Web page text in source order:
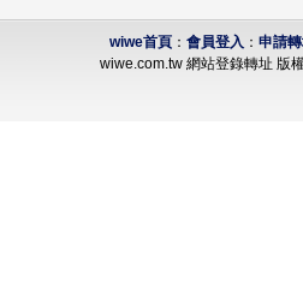
wiwe首頁： 會員登入 ： 申請
wiwe.com.tw 網站登錄轉址 版